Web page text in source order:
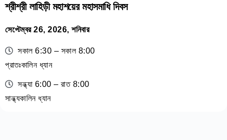
শ্রীশ্রী লাহিড়ী মহাশয়ের মহাসমাধি দিবস
সেপ্টেম্বর 26, 2026, শনিবার
সকাল 6:30 – সকাল 8:00
প্রাতঃকালিন ধ্যান
সন্ধ্যা 6:00 – রাত 8:00
সান্ধ্যকালিন ধ্যান